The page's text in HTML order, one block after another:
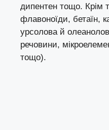
дипентен тощо. Крім
флавоноїди, бетаїн,
урсолова й
речовини,
тощо).